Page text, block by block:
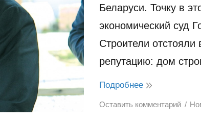
Беларуси. Точку в
экономический суд
Строители
репутацию: дом
Подробнее
Оставить комментарий